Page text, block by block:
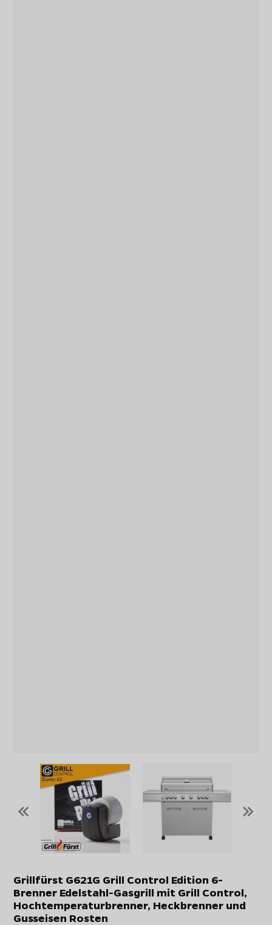
« »
Grillfürst G621G Grill Control Edition 6-
Brenner Edelstahl-Gasgrill mit Grill Control,
Hochtemperaturbrenner, Heckbrenner und
Gusseisen Rosten